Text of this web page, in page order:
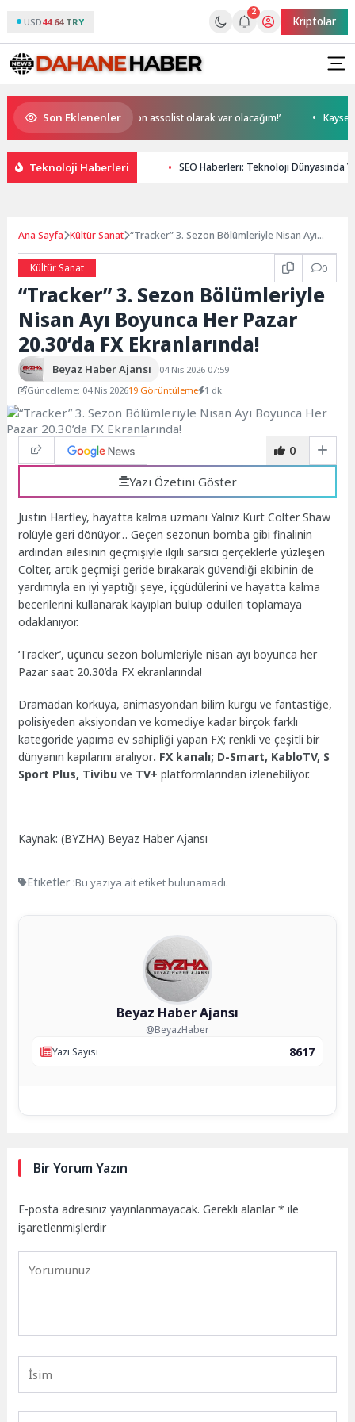
USD44.64 TRY
2
Kriptolar
Son Eklenenler
NR1 Magazin’de: ‘Son assolist olarak var olacağım!’
Teknoloji Haberleri SEO Haberleri: Teknoloji Dünyasında
Ana Sayfa Kültür Sanat “Tracker” 3. Sezon Bölümleriyle Nisan Ayı
Kültür Sanat
0
“Tracker” 3. Sezon Bölümleriyle
Nisan Ayı Boyunca Her Pazar
20.30’da FX Ekranlarında!
Beyaz Haber Ajansı
04 Nis 2026 07:59
Güncelleme: 04 Nis 202619 Görüntüleme 1 dk.
0
Yazı Özetini Göster
Justin Hartley, hayatta kalma uzmanı Yalnız Kurt Colter Shaw
rolüyle geri dönüyor… Geçen sezonun bomba gibi finalinin
ardından ailesinin geçmişiyle ilgili sarsıcı gerçeklerle yüzleşen
Colter, artık geçmişi geride bırakarak güvendiği ekibinin de
yardımıyla en iyi yaptığı şeye, içgüdülerini ve hayatta kalma
becerilerini kullanarak kayıpları bulup ödülleri toplamaya
odaklanıyor.
‘Tracker’, üçüncü sezon bölümleriyle nisan ayı boyunca her
Pazar saat 20.30’da FX ekranlarında!
Dramadan korkuya, animasyondan bilim kurgu ve fantastiğe,
polisiyeden aksiyondan ve komediye kadar birçok farklı
kategoride yapıma ev sahipliği yapan FX; renkli ve çeşitli bir
dünyanın kapılarını aralıyor. FX kanalı; D-Smart, KabloTV, S
Sport Plus, Tivibuve TV+platformlarından izlenebiliyor.
Kaynak: (BYZHA) Beyaz Haber Ajansı
Etiketler :Bu yazıya ait etiket bulunamadı.
Beyaz Haber Ajansı
@BeyazHaber
Yazı Sayısı
8617
Bir Yorum Yazın
E-posta adresiniz yayınlanmayacak. Gerekli alanlar* ile
işaretlenmişlerdir